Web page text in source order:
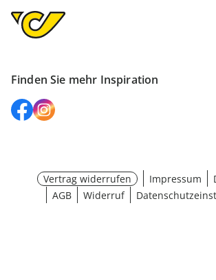
Finden Sie mehr Inspiration
Vertrag widerrufen Impressum
AGB
Widerruf